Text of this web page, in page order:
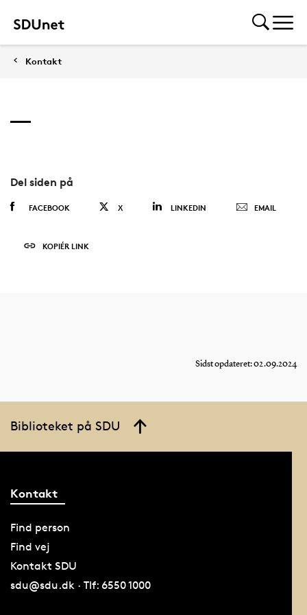
Kontakt
Del siden på
FACEBOOK X LINKEDIN EMAIL
KOPIÉR LINK
Sidst opdateret: 02.09.2024
Biblioteket på SDU
Kontakt
Find person
Find vej
Kontakt SDU
sdu@sdu.dk · Tlf: 6550 1000